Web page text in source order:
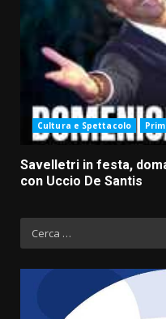
Cultura e Spettacolo
Savelletri in festa,
con Uccio De Santis
Ricerca
per: